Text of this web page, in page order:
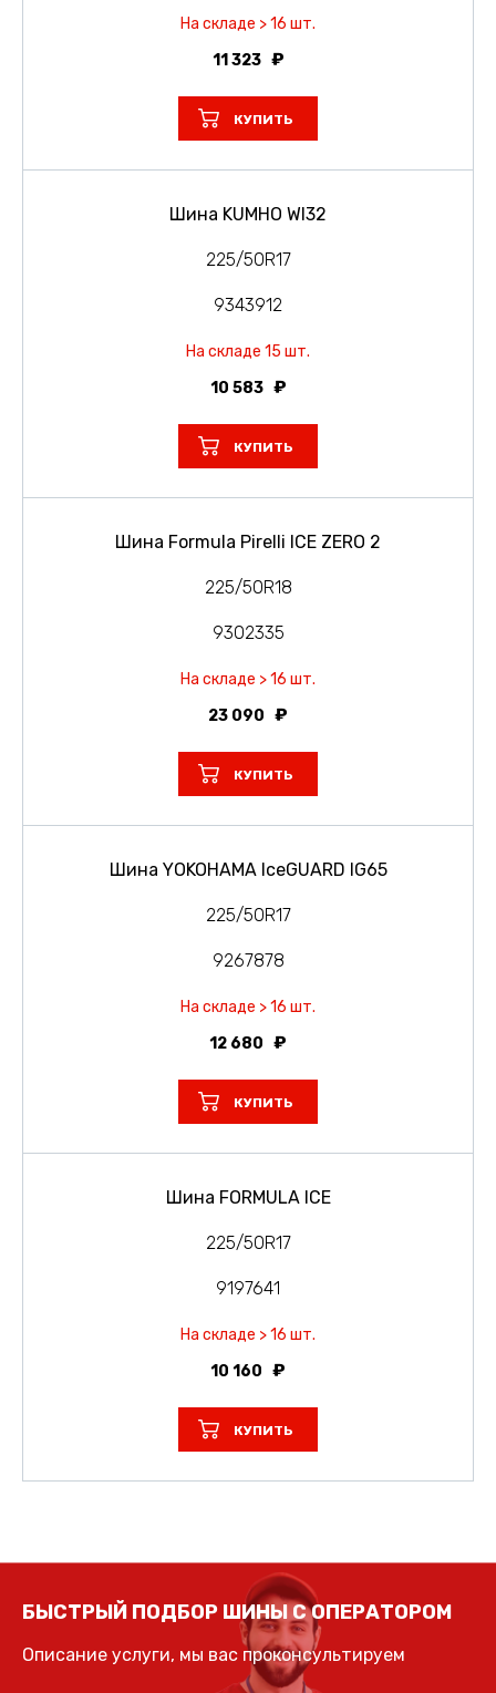
На складе > 16 шт.
11 323
КУПИТЬ
Шина KUMHO WI32
225/50R17
9343912
На складе 15 шт.
10 583
КУПИТЬ
Шина Formula Pirelli ICE ZERO 2
225/50R18
9302335
На складе > 16 шт.
23 090
КУПИТЬ
Шина YOKOHAMA IceGUARD IG65
225/50R17
9267878
На складе > 16 шт.
12 680
КУПИТЬ
Шина FORMULA ICE
225/50R17
9197641
На складе > 16 шт.
10 160
КУПИТЬ
БЫСТРЫЙ ПОДБОР ШИНЫ С ОПЕРАТОРОМ
Описание услуги, мы вас проконсультируем